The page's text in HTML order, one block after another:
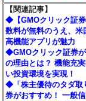
【関連記事】
◆【GMOクリック証
数料が無料のうえ、
高機能アプリが魅力
◆GMOクリック証券
の理由とは？ 機能充
い投資環境を実現！
◆「株主優待のタダ取
券がおすすめ！ 一般